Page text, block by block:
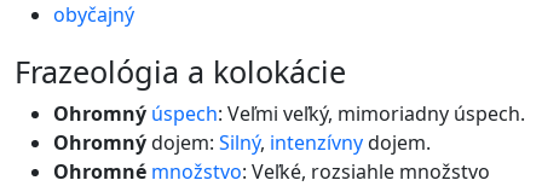
obyčajný
frazeológia a kolokácie
Ohromný úspech: Veľmi veľký, mimoriadny úspech.
Ohromnýdojem: Silný, intenzívnydojem.
Ohromné množstvo: Veľké, rozsiahle množstvo